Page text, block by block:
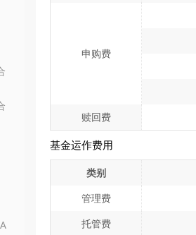
申购费
赎回费
基金运作费用
类别
管理费
托管费